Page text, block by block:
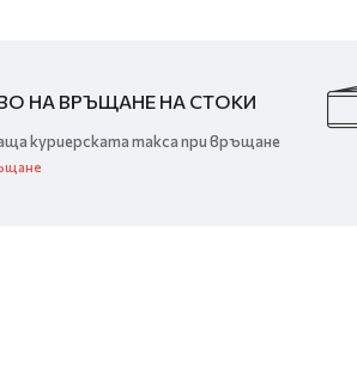
НА ВРЪЩАНЕ НА СТОКИ
куриерската такса при връщане